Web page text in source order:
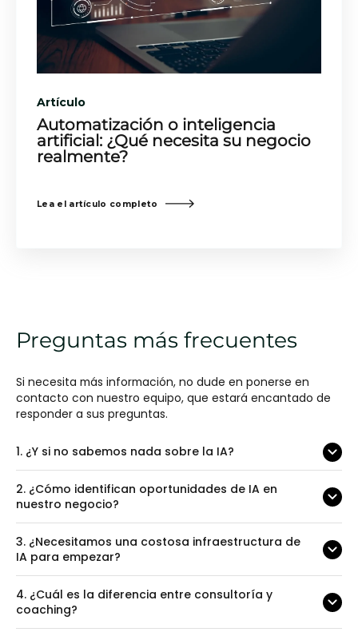
Artículo
Automatización o inteligencia
artificial: ¿Qué necesita su negocio
realmente?
Lea el artículo completo
Preguntas más frecuentes
Si necesita más información, no dude en ponerse en
contacto con nuestro equipo, que estará encantado de
responder a sus preguntas.
1. ¿Y si no sabemos nada sobre la IA?
2. ¿Cómo identifican oportunidades de IA en
nuestro negocio?
3. ¿Necesitamos una costosa infraestructura de
IA para empezar?
4. ¿Cuál es la diferencia entre consultoría y
coaching?